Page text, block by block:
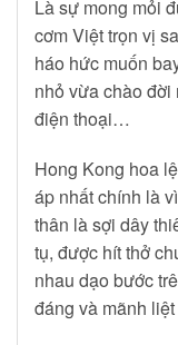
Là sự mong mỏi
cơm Việt trọn vị
háo hức muốn
nhỏ vừa chào đời
điện thoại…
Hong Kong hoa
áp nhất chính là
thân là sợi dây
tụ, được hít thở
nhau dạo bước
đáng và mãnh